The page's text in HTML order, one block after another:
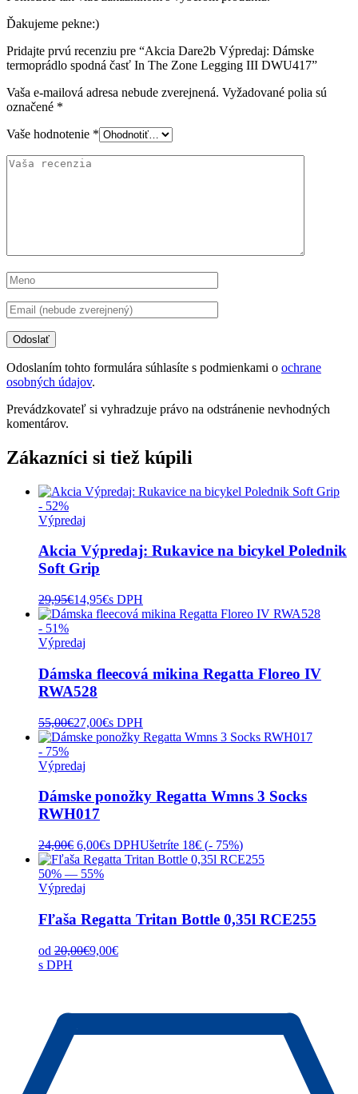
Ďakujeme pekne:)
Pridajte prvú recenziu pre “Akcia Dare2b Výpredaj: Dámske
termoprádlo spodná časť In The Zone Legging III DWU417”
Vaša e-mailová adresa nebude zverejnená. Vyžadované polia sú
označené *
Vaše hodnotenie *
Odoslaním tohto formulára súhlasíte s podmienkami o ochrane
osobných údajov.
Prevádzkovateľ si vyhradzuje právo na odstránenie nevhodných
komentárov.
Zákazníci si tiež kúpili
- 52%
Výpredaj
Akcia Výpredaj: Rukavice na bicykel Polednik
Soft Grip
29,95€14,95€s DPH
- 51%
Výpredaj
Dámska fleecová mikina Regatta Floreo IV
RWA528
55,00€27,00€s DPH
- 75%
Výpredaj
Dámske ponožky Regatta Wmns 3 Socks
RWH017
24,00€ Pôvodná
cena
bola:
24,00€.
6,00€Aktuálna
cena
s DPHUšetríte 18€ (- 75%)
50% — 55%
Výpredaj
Fľaša Regatta Tritan Bottle 0,35l RCE255
od 20,00€9,00€
s DPH